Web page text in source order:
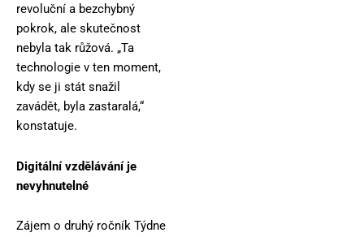
revoluční a bezchybný
pokrok, ale skutečnost
nebyla tak růžová. „Ta
technologie v ten moment,
kdy se ji stát snažil
zavádět, byla zastaralá,“
konstatuje.
Digitální vzdělávání je
nevyhnutelné
Zájem o druhý ročník Týdne